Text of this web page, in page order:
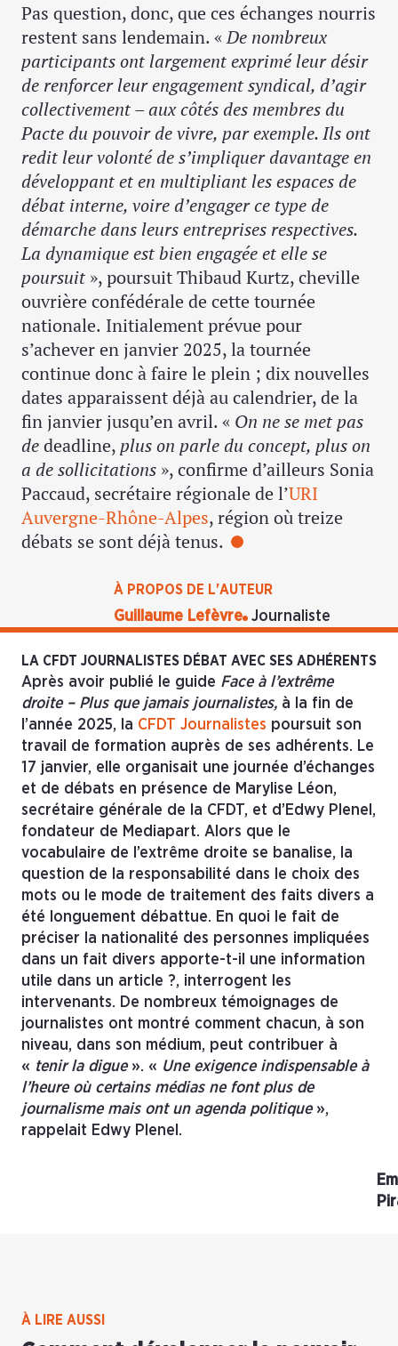
À PROPOS DE L'AUTEUR
Guillaume Lefèvre Journaliste
Pas question, donc, que ces échanges nourris
restent sans lendemain. «De nombreux
participants ont largement exprimé leur désir
de renforcer leur engagement syndical, d’agir
collectivement – aux côtés des membres du
Pacte du pouvoir de vivre, par exemple. Ils ont
redit leur volonté de s’impliquer davantage en
développant et en multipliant les espaces de
débat interne, voire d’engager ce type de
démarche dans leurs entreprises respectives.
La dynamique est bien engagée et elle se
poursuit », poursuit Thibaud Kurtz, cheville
ouvrière confédérale de cette tournée
nationale. Initialement prévue pour
s’achever en janvier 2025, la tournée
continue donc à faire le plein ; dix nouvelles
dates apparaissent déjà au calendrier, de la
fin janvier jusqu’en avril. « On ne se met pas
dedeadline, plus on parle du concept, plus on
a de sollicitations », confirme d’ailleurs Sonia
Paccaud, secrétaire régionale de l’URI
Auvergne-Rhône-Alpes, région où treize
débats se sont déjà tenus.
LA CFDT JOURNALISTES DÉBAT AVEC SES ADHÉRENTS
Après avoir publié le guide Face à l’extrême
droite – Plus que jamais journalistes, à la fin de
l’année 2025, la CFDT Journalistes poursuit son
travail de formation auprès de ses adhérents. Le
17 janvier, elle organisait une journée d’échanges
et de débats en présence de Marylise Léon,
secrétaire générale de la CFDT, et d’Edwy Plenel,
fondateur de Mediapart. Alors que le
vocabulaire de l’extrême droite se banalise, la
question de la responsabilité dans le choix des
mots ou le mode de traitement des faits divers a
été longuement débattue. En quoi le fait de
préciser la nationalité des personnes impliquées
dans un fait divers apporte-t-il une information
utile dans un article ?, interrogent les
intervenants. De nombreux témoignages de
journalistes ont montré comment chacun, à son
niveau, dans son médium, peut contribuer à
« tenir la digue». « Une exigence indispensable à
l’heure où certains médias ne font plus de
journalisme mais ont un agenda politique»,
rappelait Edwy Plenel.
À LIRE AUSSI